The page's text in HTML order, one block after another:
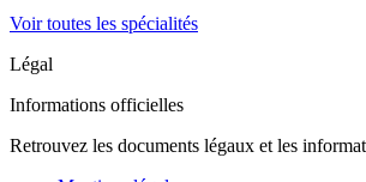
Voir toutes les spécialités
Légal
Informations officielles
Retrouvez les documents légaux et les